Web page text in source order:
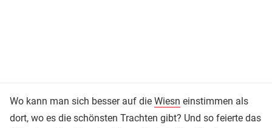
Wo kann man sich besser auf die Wiesn einstimmen als
dort, wo es die schönsten Trachten gibt? Und so feierte das